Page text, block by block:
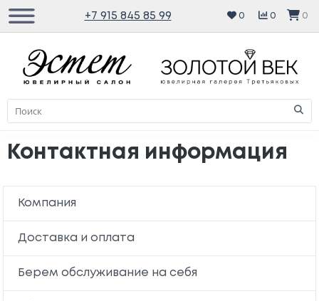
+7 915 845 85 99 0 0 0
Контактная информация
Компания
Доставка и оплата
Берем обслуживание на себя